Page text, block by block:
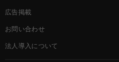
広告掲載
お問い合わせ
法人導入について